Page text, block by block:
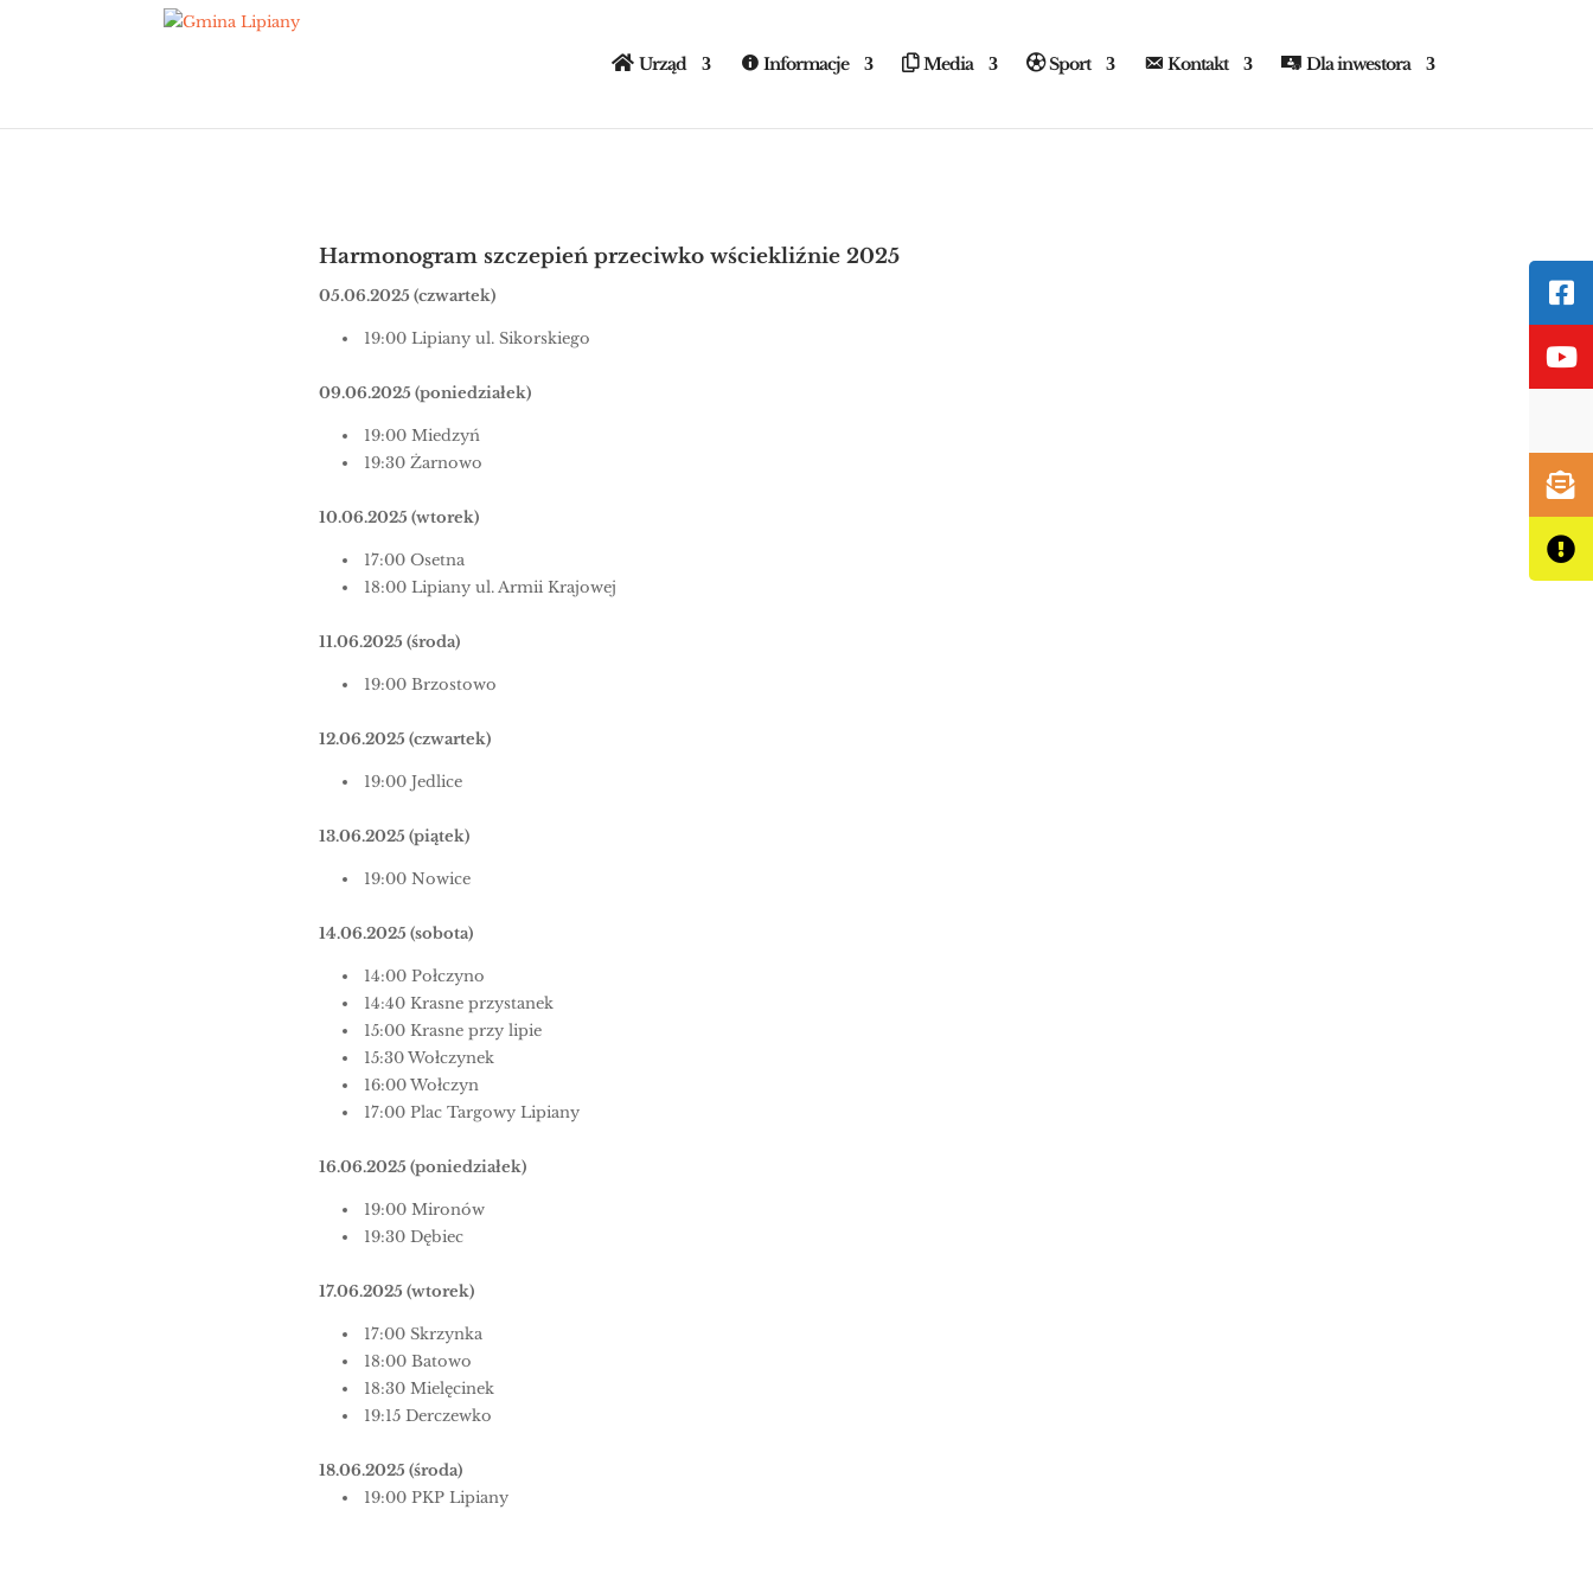
Urząd Informacje Media Sport Kontakt Dla inwestora
Harmonogram szczepień przeciwko wściekliźnie 2025
05.06.2025 (czwartek)
19:00 Lipiany ul. Sikorskiego
09.06.2025 (poniedziałek)
19:00 Miedzyń
19:30 Żarnowo
10.06.2025 (wtorek)
17:00 Osetna
18:00 Lipiany ul. Armii Krajowej
11.06.2025 (środa)
19:00 Brzostowo
12.06.2025 (czwartek)
19:00 Jedlice
13.06.2025 (piątek)
19:00 Nowice
14.06.2025 (sobota)
14:00 Połczyno
14:40 Krasne przystanek
15:00 Krasne przy lipie
15:30 Wołczynek
16:00 Wołczyn
17:00 Plac Targowy Lipiany
16.06.2025 (poniedziałek)
19:00 Mironów
19:30 Dębiec
17.06.2025 (wtorek)
17:00 Skrzynka
18:00 Batowo
18:30 Mielęcinek
19:15 Derczewko
18.06.2025 (środa)
19:00 PKP Lipiany